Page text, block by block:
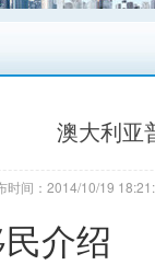
澳大利亚
时间：2014/10/19
介绍